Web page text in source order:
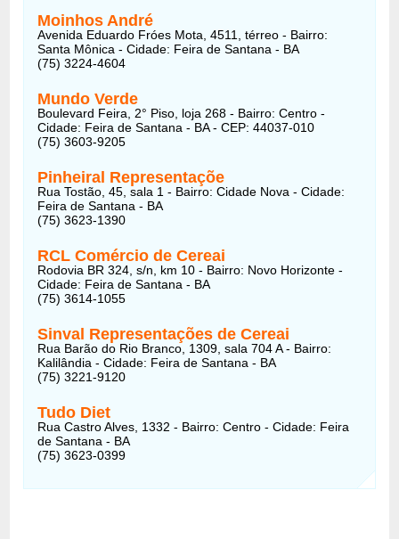
Moinhos André
Avenida Eduardo Fróes Mota, 4511, térreo - Bairro:
Santa Mônica - Cidade: Feira de Santana - BA
(75) 3224-4604
Mundo Verde
Boulevard Feira, 2° Piso, loja 268 - Bairro: Centro -
Cidade: Feira de Santana - BA - CEP: 44037-010
(75) 3603-9205
Pinheiral Representaçõe
Rua Tostão, 45, sala 1 - Bairro: Cidade Nova - Cidade:
Feira de Santana - BA
(75) 3623-1390
RCL Comércio de Cereai
Rodovia BR 324, s/n, km 10 - Bairro: Novo Horizonte -
Cidade: Feira de Santana - BA
(75) 3614-1055
Sinval Representações de Cereai
Rua Barão do Rio Branco, 1309, sala 704 A - Bairro:
Kalilândia - Cidade: Feira de Santana - BA
(75) 3221-9120
Tudo Diet
Rua Castro Alves, 1332 - Bairro: Centro - Cidade: Feira
de Santana - BA
(75) 3623-0399